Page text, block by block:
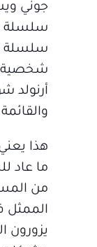
جوني
سلسلة
سلسلة
شخصية
أرنولد
هذا
ما عاد
من
الممثل
يزورون